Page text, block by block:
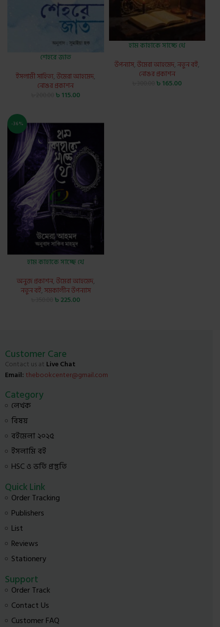
শেহরে জাত
ইসলামী সাহিত্য,উমেরা আহমেদ,
নোঙর প্রকাশন
৳115.00
হাম কাহাকে সাচ্চে থে
উপন্যাস,উমেরা আহমেদ,নতুন বই,
নোঙর প্রকাশন
৳165.00
-36%
হাম কাহাকে সাচ্ছে থে
অনুজ প্রকাশন,উমেরা আহমেদ,
নতুন বই,সমকালীন উপন্যাস
৳225.00
Customer Care
Contact us at Live Chat
Email: thebookcenter@gmail.com
Category
লেখক
বিষয়
বইমেলা ২০২৫
ইসলামি বই
HSC ও ভর্তি প্রস্তুতি
Quick Link
Order Tracking
Publishers
List
Reviews
Stationery
Support
Order Track
Contact Us
Customer FAQ